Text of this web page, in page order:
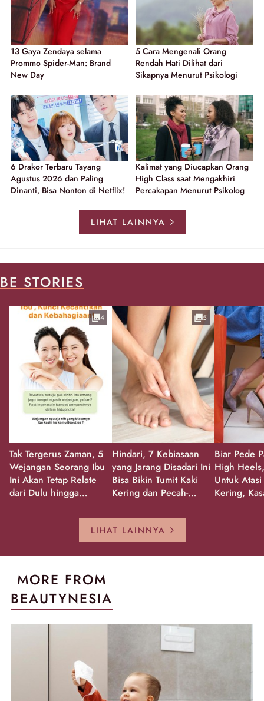
13 Gaya Zendaya selama
Prommo Spider-Man: Brand
New Day
5 Cara Mengenali Orang
Rendah Hati Dilihat dari
Sikapnya Menurut Psikologi
6 Drakor Terbaru Tayang
Agustus 2026 dan Paling
Dinanti, Bisa Nonton di Netflix!
Kalimat yang Diucapkan Orang
High Class saat Mengakhiri
Percakapan Menurut Psikolog
LIHAT LAINNYA
BE STORIES
Tak Tergerus Zaman, 5
Wejangan Seorang Ibu
Ini Akan Tetap Relate
dari Dulu hingga
4
Hindari, 7 Kebiasaan
yang Jarang Disadari Ini
Bisa Bikin Tumit Kaki
Kering dan Pecah-
5
Biar Pede
High
Untuk
Kering,
LIHAT LAINNYA
MORE FROM
BEAUTYNESIA